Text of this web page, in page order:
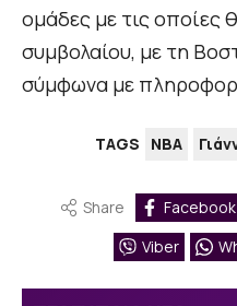
ομάδες με τις οποίες
συμβολαίου, με τη
σύμφωνα με
TAGS NBA
Share Facebook
Viber